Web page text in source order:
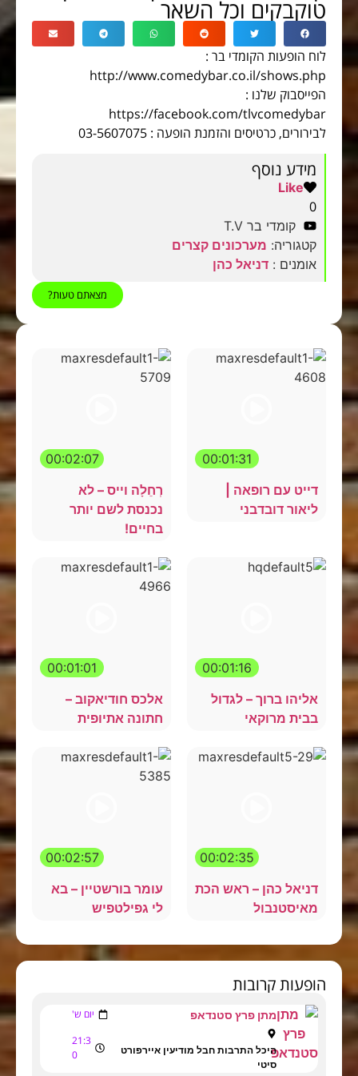
טוקבקים וכל השאר
לוח הופעות הקומדי בר :
http://www.comedybar.co.il/shows.php
הפייסבוק שלנו :
https://facebook.com/tlvcomedybar
לבירורים, כרטיסים והזמנת הופעה : 03-5607075
מידע נוסף
Like
0
קומדי בר T.V
קטגוריה: מערכונים קצרים
אומנים : דניאל כהן
מצאתם טעות?
00:01:31
דייט עם רופאה |
ליאור דובדבני
00:02:07
רְחֵלָה וייס – לא
נכנסת לשם יותר
בחיים!
00:01:16
אליהו ברוך – לגדול
בבית מרוקאי
00:01:01
אלכס חודיאקוב –
חתונה אתיופית
00:02:35
דניאל כהן – ראש הכת
מאיסטנבול
00:02:57
עומר בורשטיין – בא
לי גפילטפיש
הופעות קרובות
מתן פרץ סטנדאפ יום ש'
היכל התרבות חבל מודיעין איירפורט
סיטי
21:3
0